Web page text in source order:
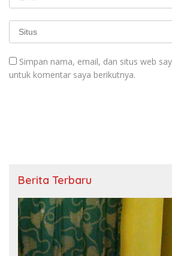
Simpan nama, email, dan situs web
untuk komentar saya berikutnya.
Berita Terbaru